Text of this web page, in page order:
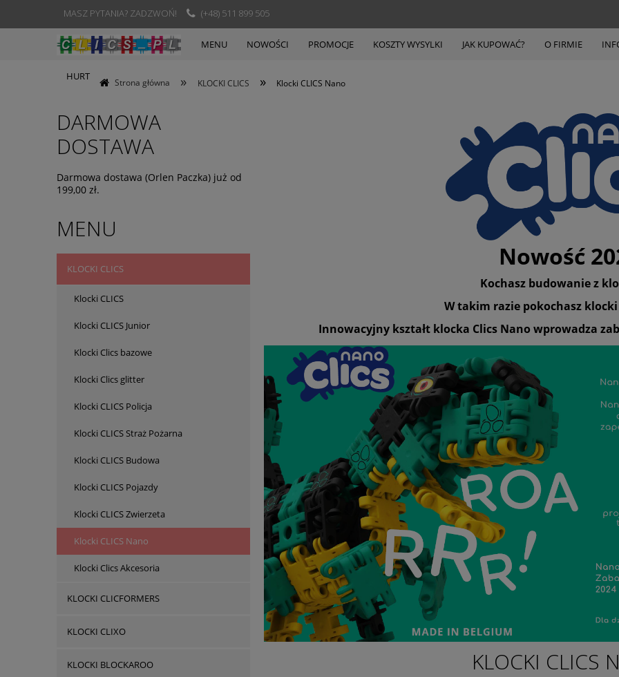
MASZ PYTANIA? ZADZWOŃ! (+48) 511 899 505
MENU NOWOŚCI PROMOCJE KOSZTY WYSYLKI JAK KUPOWAĆ? O FIRMIE
HURT
Strona główna » KLOCKI CLICS » Klocki CLICS Nano
DARMOWA
DOSTAWA
Darmowa dostawa (Orlen Paczka) już od
199,00 zł.
MENU
KLOCKI CLICS
Klocki CLICS
Klocki CLICS Junior
Klocki Clics bazowe
Klocki Clics glitter
Klocki CLICS Policja
Klocki CLICS Straż Pożarna
Klocki CLICS Budowa
Klocki CLICS Pojazdy
Klocki CLICS Zwierzeta
Klocki CLICS Nano
Klocki Clics Akcesoria
KLOCKI CLICFORMERS
KLOCKI CLIXO
KLOCKI BLOCKAROO
Nowość
Kochasz budowanie z
W takim razie pokochasz
Innowacyjny kształt klocka Clics Nano wprowadza
KLOCKI CLICS